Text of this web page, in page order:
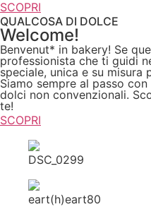
SCOPRI
QUALCOSA DI DOLCE
Welcome!
Benvenut* in bakery! Se
professionista che ti guidi
speciale, unica e su misura
Siamo sempre al passo
dolci non convenzionali.
te!
SCOPRI